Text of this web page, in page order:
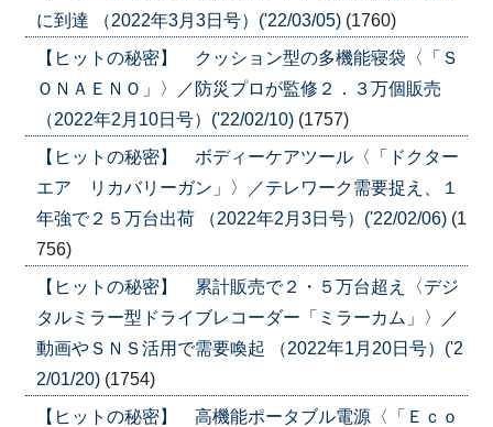
に到達 （2022年3月3日号）('22/03/05) (1760)
【ヒットの秘密】 クッション型の多機能寝袋〈「Ｓ
ＯＮＡＥＮＯ」〉／防災プロが監修２．３万個販売
（2022年2月10日号）('22/02/10) (1757)
【ヒットの秘密】 ボディーケアツール〈「ドクター
エア リカバリーガン」〉／テレワーク需要捉え、１
年強で２５万台出荷 （2022年2月3日号）('22/02/06) (1
756)
【ヒットの秘密】 累計販売で２・５万台超え〈デジ
タルミラー型ドライブレコーダー「ミラーカム」〉／
動画やＳＮＳ活用で需要喚起 （2022年1月20日号）('2
2/01/20) (1754)
【ヒットの秘密】 高機能ポータブル電源〈「Ｅｃｏ